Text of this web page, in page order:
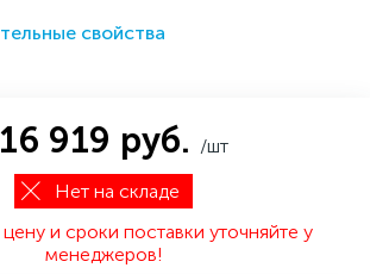
свойства
919 руб. /шт
Нет на складе
и сроки поставки уточняйте у
менеджеров!